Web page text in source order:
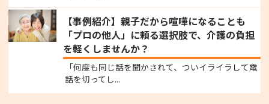
【事例紹介】親子だから喧嘩になることも
「プロの他人」に頼る選択肢で、介護の負担
を軽くしませんか？
「何度も同じ話を聞かされて、ついイライラして電
話を切ってし...